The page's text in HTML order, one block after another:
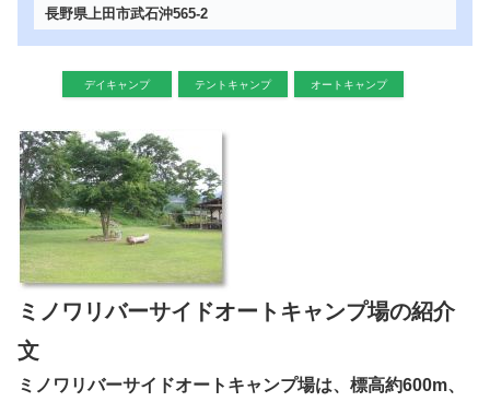
長野県上田市武石沖565-2
デイキャンプ テントキャンプ オートキャンプ
ミノワリバーサイドオートキャンプ場の紹介
文
ミノワリバーサイドオートキャンプ場は、標高約600m、